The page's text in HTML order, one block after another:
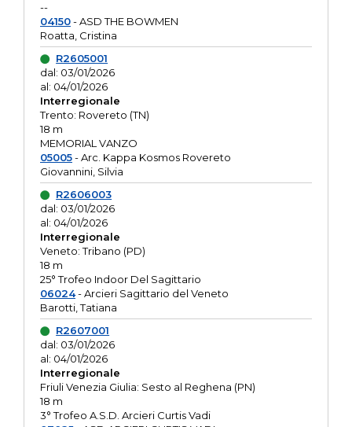
--
04150- ASD THE BOWMEN
Roatta, Cristina
R2605001
dal: 03/01/2026
al: 04/01/2026
Interregionale
Trento: Rovereto (TN)
18 m
MEMORIAL VANZO
05005- Arc. Kappa Kosmos Rovereto
Giovannini, Silvia
R2606003
dal: 03/01/2026
al: 04/01/2026
Interregionale
Veneto: Tribano (PD)
18 m
25° Trofeo Indoor Del Sagittario
06024- Arcieri Sagittario del Veneto
Barotti, Tatiana
R2607001
dal: 03/01/2026
al: 04/01/2026
Interregionale
Friuli Venezia Giulia: Sesto al Reghena (PN)
18 m
3° Trofeo A.S.D. Arcieri Curtis Vadi